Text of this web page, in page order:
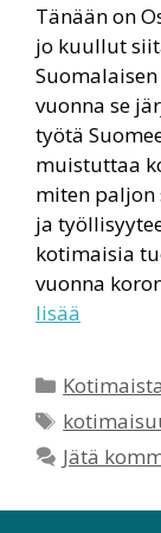
Tänään on
jo kuullut
vuonna se
työtä
muistuttaa
miten paljon
ja
kotimaisia
vuonna
lisää
Kategoriat
Jätä